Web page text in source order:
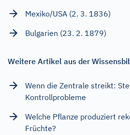
Mexiko/USA (2. 3. 1836)
Bulgarien (23. 2. 1879)
Weitere Artikel aus der
Wenn die Zentrale streikt:
Kontrollprobleme
Welche Pflanze produziert
Früchte?